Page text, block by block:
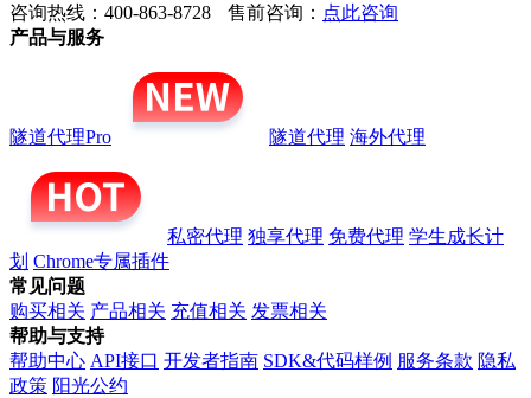
咨询热线：400-863-8728
售前咨询： 点此咨询
产品与服务
隧道代理Pro 隧道代理 海外代理
私密代理 独享代理 免费代理 学生成长计
划 Chrome专属插件
常见问题
购买相关 产品相关 充值相关 发票相关
帮助与支持
帮助中心 API接口 开发者指南 SDK&代码样例 服务条款 隐私
政策 阳光公约